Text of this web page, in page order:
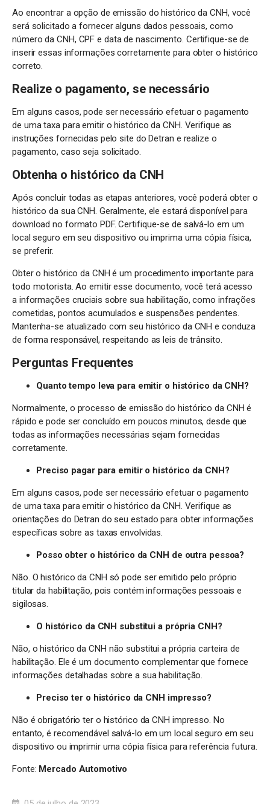
Ao encontrar a opção de emissão do histórico da CNH, você
será solicitado a fornecer alguns dados pessoais, como
número da CNH, CPF e data de nascimento. Certifique-se de
inserir essas informações corretamente para obter o histórico
correto.
Realize o pagamento, se necessário
Em alguns casos, pode ser necessário efetuar o pagamento
de uma taxa para emitir o histórico da CNH. Verifique as
instruções fornecidas pelo site do Detran e realize o
pagamento, caso seja solicitado.
Obtenha o histórico da CNH
Após concluir todas as etapas anteriores, você poderá obter o
histórico da sua CNH. Geralmente, ele estará disponível para
download no formato PDF. Certifique-se de salvá-lo em um
local seguro em seu dispositivo ou imprima uma cópia física,
se preferir.
Obter o histórico da CNH é um procedimento importante para
todo motorista. Ao emitir esse documento, você terá acesso
a informações cruciais sobre sua habilitação, como infrações
cometidas, pontos acumulados e suspensões pendentes.
Mantenha-se atualizado com seu histórico da CNH e conduza
de forma responsável, respeitando as leis de trânsito.
Perguntas Frequentes
Quanto tempo leva para emitir o histórico da CNH?
Normalmente, o processo de emissão do histórico da CNH é
rápido e pode ser concluído em poucos minutos, desde que
todas as informações necessárias sejam fornecidas
corretamente.
Preciso pagar para emitir o histórico da CNH?
Em alguns casos, pode ser necessário efetuar o pagamento
de uma taxa para emitir o histórico da CNH. Verifique as
orientações do Detran do seu estado para obter informações
específicas sobre as taxas envolvidas.
Posso obter o histórico da CNH de outra pessoa?
Não. O histórico da CNH só pode ser emitido pelo próprio
titular da habilitação, pois contém informações pessoais e
sigilosas.
O histórico da CNH substitui a própria CNH?
Não, o histórico da CNH não substitui a própria carteira de
habilitação. Ele é um documento complementar que fornece
informações detalhadas sobre a sua habilitação.
Preciso ter o histórico da CNH impresso?
Não é obrigatório ter o histórico da CNH impresso. No
entanto, é recomendável salvá-lo em um local seguro em seu
dispositivo ou imprimir uma cópia física para referência futura.
Fonte: Mercado Automotivo